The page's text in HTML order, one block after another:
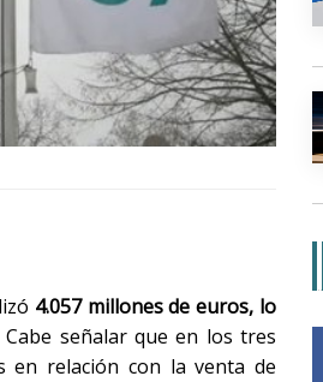
4.057 millones de euros, lo
señalar que en los tres
en relación con la venta de